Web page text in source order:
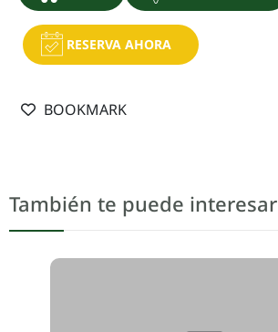
RESERVA AHORA
BOOKMARK
También te puede interesar